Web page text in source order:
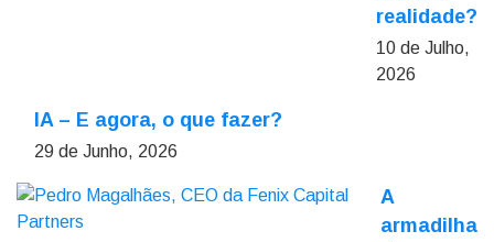
realidade?
10 de Julho,
2026
IA – E agora, o que fazer?
29 de Junho, 2026
A
armadilha